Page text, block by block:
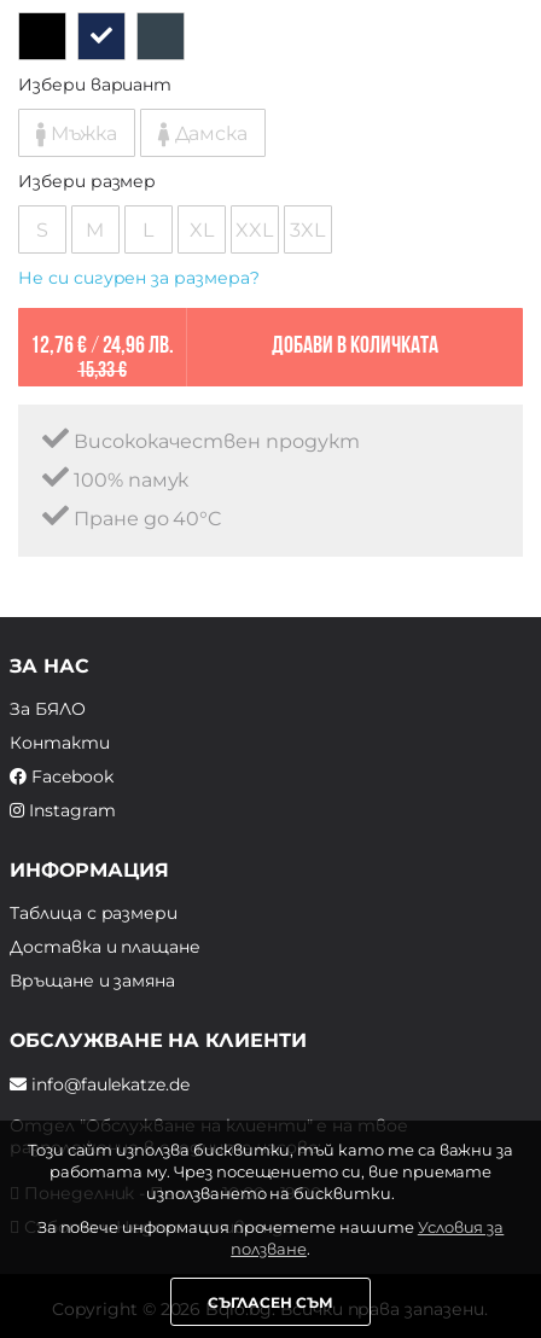
Избери вариант
Мъжка Дамска
Избери размер
S M L XL XXL 3XL
Не си сигурен за размера?
12,76 €/ 24,96 лв.
15,33 €
Добави в количката
Висококачествен продукт
100% памук
Пране до 40°C
ЗА НАС
За БЯЛО
Контакти
Facebook
Instagram
ИНФОРМАЦИЯ
Таблица с размери
Доставка и плащане
Връщане и замяна
ОБСЛУЖВАНЕ НА КЛИЕНТИ
info@faulekatze.de
Отдел "Обслужване на клиенти" е на твое
разположение в следните часове:
Понеделник - Петък: 10:00 - 19:00 ч.
Събота и Неделя: почивен ден
Copyright © 2026 Bqlo.bg. Всички права запазени.
Този сайт използва бисквитки, тъй като те са важни за
работата му. Чрез посещението си, вие приемате
използването на бисквитки.
За повече информация прочетете нашитеУсловия за
ползване.
СЪГЛАСЕН СЪМ